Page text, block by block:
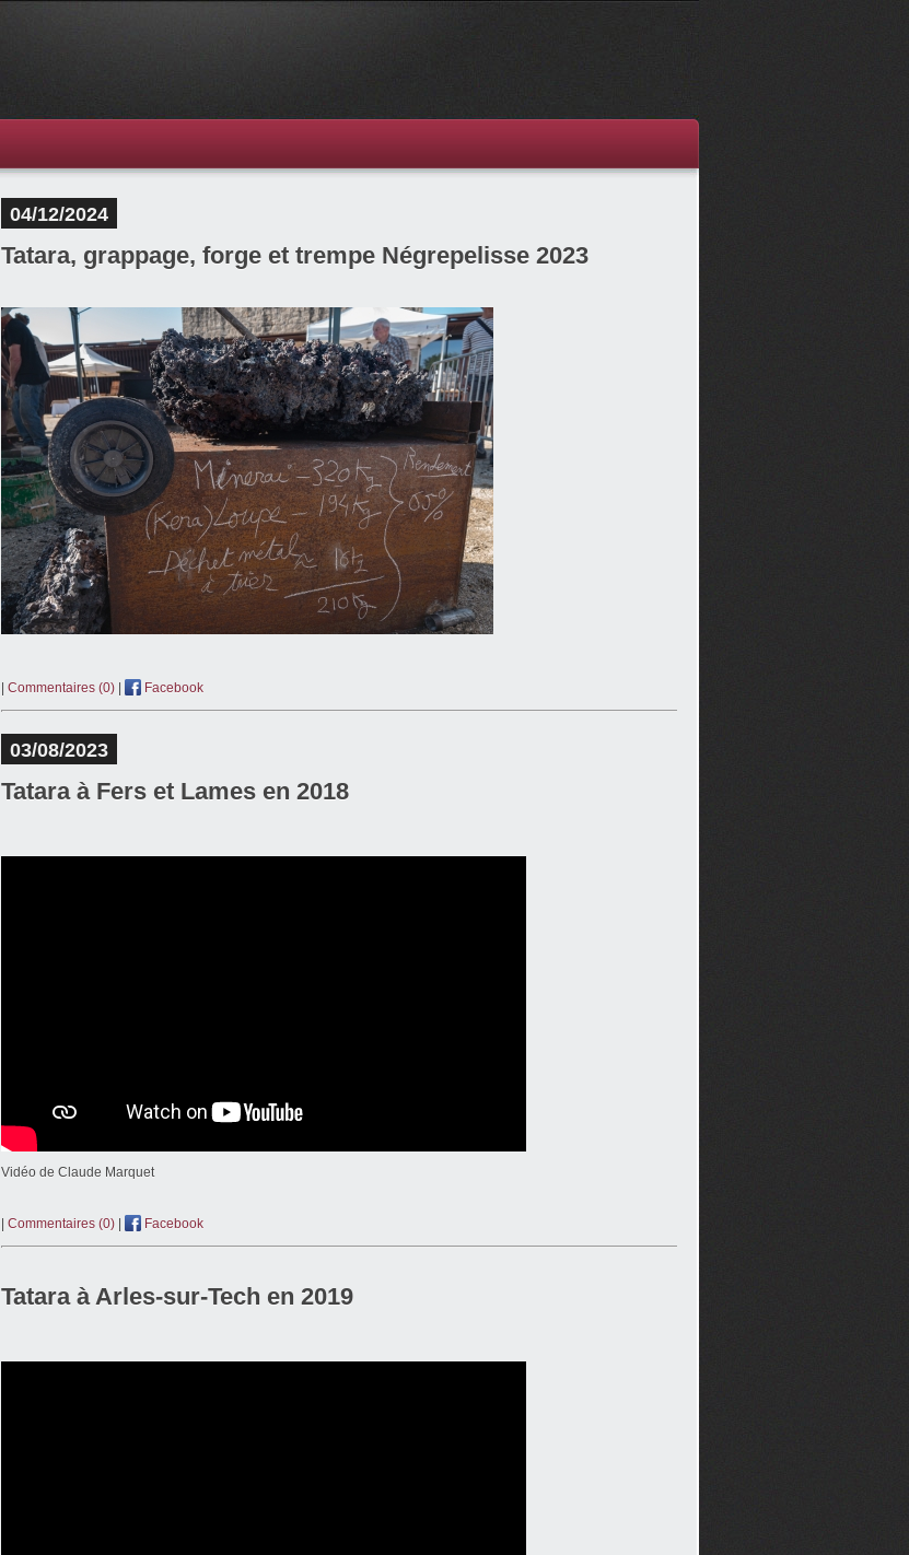
04/12/2024
Tatara, grappage, forge et trempe Négrepelisse 2023
| Commentaires (0) | Facebook
03/08/2023
Tatara à Fers et Lames en 2018
Vidéo de Claude Marquet
| Commentaires (0) | Facebook
Tatara à Arles-sur-Tech en 2019